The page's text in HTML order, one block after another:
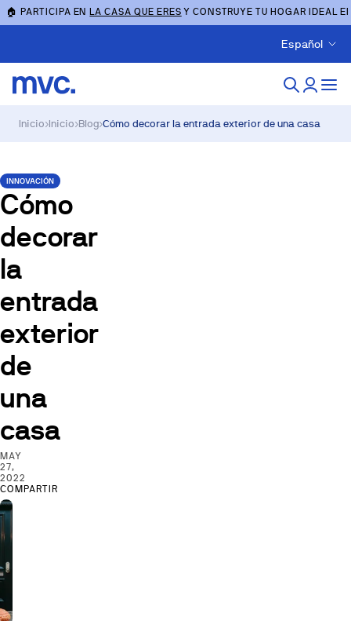
🏠 PARTICIPA ENLA CASA QUE ERES Y CONSTRUYE TU HOGAR IDEAL
Español
Inicio›Inicio›Blog›Cómo decorar la entrada exterior de una casa
INNOVACIÓN
Cómo
decorar
la
entrada
exterior
de
una
casa
MAY
27,
2022
COMPARTIR